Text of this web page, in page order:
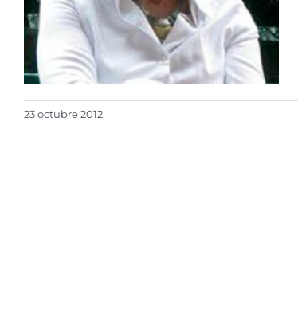
23 octubre 2012